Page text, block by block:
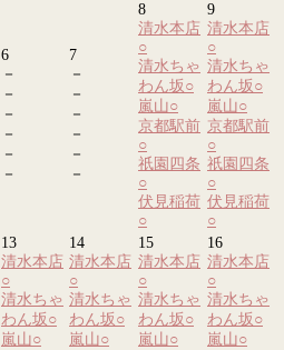
6
－
－
－
－
－
－
7
－
－
－
－
－
－
8
清水本店
○
清水ちゃ
わん坂○
嵐山○
京都駅前
○
祇園四条
○
伏見稲荷
○
9
清水本店
○
清水ちゃ
わん坂○
嵐山○
京都駅前
○
祇園四条
○
伏見稲荷
○
13
清水本店
○
清水ちゃ
わん坂○
嵐山○
14
清水本店
○
清水ちゃ
わん坂○
嵐山○
15
清水本店
○
清水ちゃ
わん坂○
嵐山○
16
清水本店
○
清水ちゃ
わん坂○
嵐山○